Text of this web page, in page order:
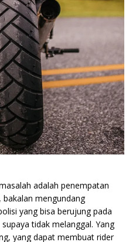
adalah penempatan
mengundang
yang bisa berujung pada
tidak melanggal. Yang
yang dapat membuat rider